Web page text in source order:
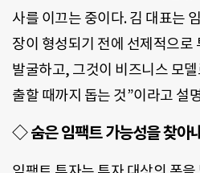
사를 이끄는 중이다. 김 대표는
장이 형성되기 전에 선제적으로
발굴하고, 그것이 비즈니스 모
출할 때까지 돕는 것”이라고 설
◇ 숨은 임팩트 가능성을 찾아